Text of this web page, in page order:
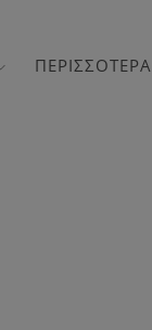
ΠΕΡΙΣΣΌΤΕΡΑ